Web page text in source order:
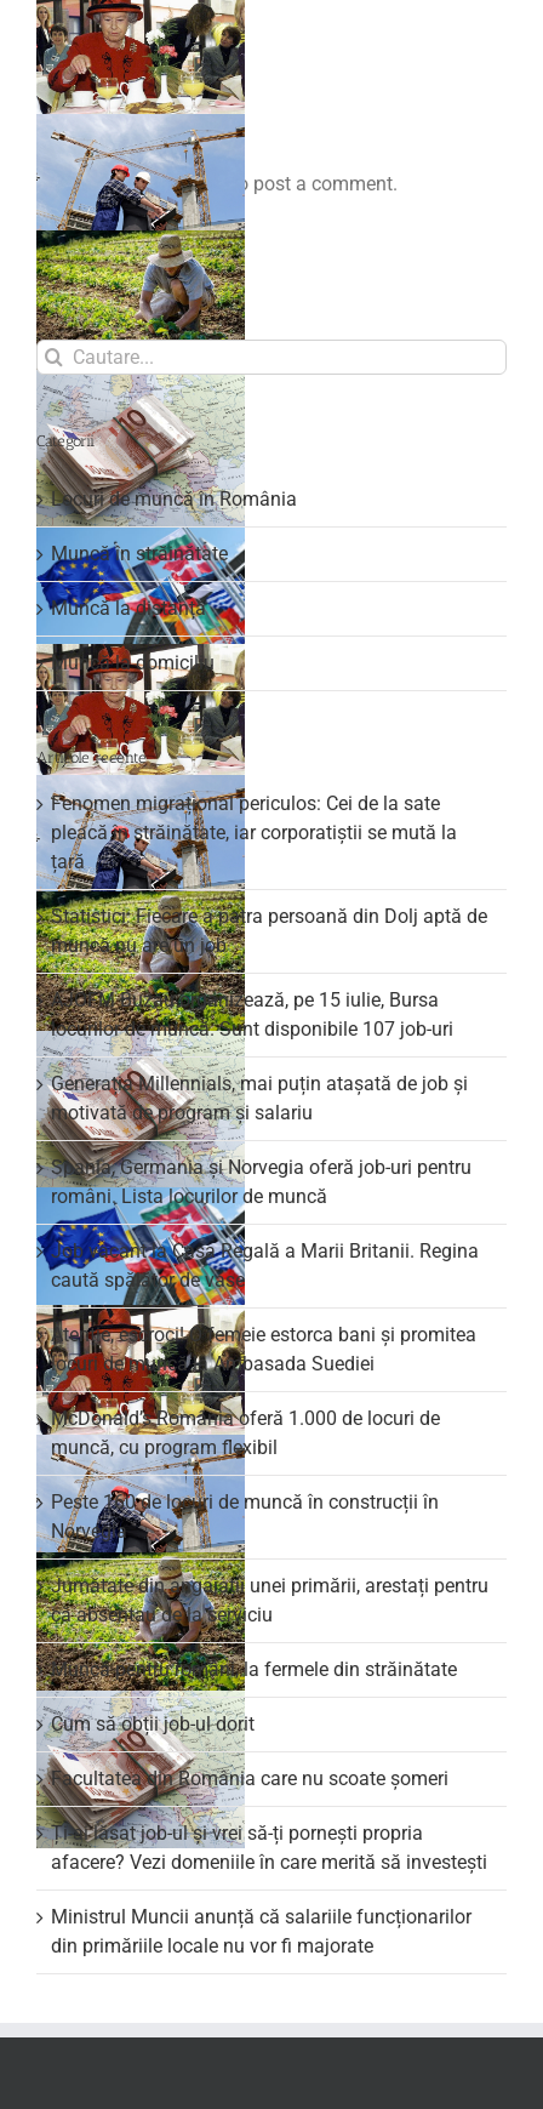
Comenteaza
You must belogged in to post a comment.
Search
for:
Categorii
Locuri de muncă în România
Muncă în străinătate
Muncă la distanță
Muncă la domiciliu
Articole recente
Fenomen migrațional periculos: Cei de la sate
pleacă în străinătate, iar corporatiștii se mută la
țară
Statistici: Fiecare a patra persoană din Dolj aptă de
muncă nu are un job
AJOFM Buzău organizează, pe 15 iulie, Bursa
locurilor de muncă. Sunt disponibile 107 job-uri
Generația Millennials, mai puțin atașată de job și
motivată de program și salariu
Spania, Germania și Norvegia oferă job-uri pentru
români. Lista locurilor de muncă
Job vacant la Casa Regală a Marii Britanii. Regina
caută spălător de vase
Atenție, escroci! O femeie estorca bani și promitea
locuri de muncă la Ambasada Suediei
McDonald’s România oferă 1.000 de locuri de
muncă, cu program flexibil
Peste 160 de locuri de muncă în construcții în
Norvegia
Jumătate din angajații unei primării, arestați pentru
că absentau de la serviciu
Muncă pentru români, la fermele din străinătate
Cum să obții job-ul dorit
Facultatea din România care nu scoate şomeri
Ți-ai lăsat job-ul și vrei să-ți pornești propria
afacere? Vezi domeniile în care merită să investești
Ministrul Muncii anunță că salariile funcționarilor
din primăriile locale nu vor fi majorate